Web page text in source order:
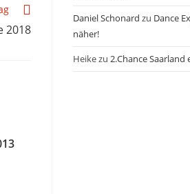
2018
Daniel Schonard zu Dance
näher!
Heikezu 2.Chance Saarland